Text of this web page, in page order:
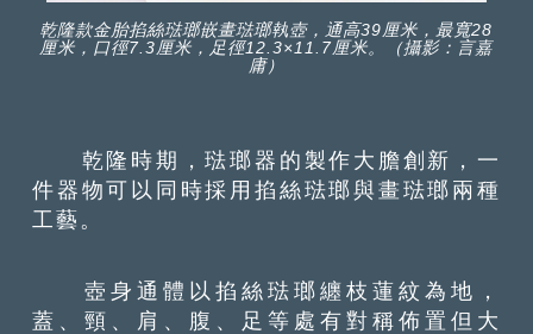
乾隆款金胎掐絲琺瑯嵌畫琺瑯執壺，通高39厘米，最寬28
厘米，口徑7.3厘米，足徑12.3×11.7厘米。（攝影：言嘉
庸）
乾隆時期，琺瑯器的製作大膽創新，一
件器物可以同時採用掐絲琺瑯與畫琺瑯兩種
工藝。
壺身通體以掐絲琺瑯纏枝蓮紋為地，
蓋、頸、肩、腹、足等處有對稱佈置但大